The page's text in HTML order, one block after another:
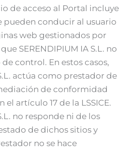
de acceso al Portal incluye
pueden conducir al usuario
web gestionados por
SERENDIPIUM IA S.L. no
control. En estos casos,
actúa como prestador de
de conformidad
artículo 17 de la LSSICE.
no responde ni de los
de dichos sitios y
no se hace